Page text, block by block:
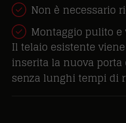
Non è necessario
Montaggio pulito
Il telaio esistente
inserita la nuova
senza lunghi tempi di